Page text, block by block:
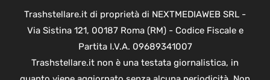
Trashstellare.it di proprietà di NEXTMEDIAWEB SRL -
Via Sistina 121, 00187 Roma (RM) - Codice Fiscale e
Partita I.V.A. 09689341007
Trashstellare.it non è una testata giornalistica, in